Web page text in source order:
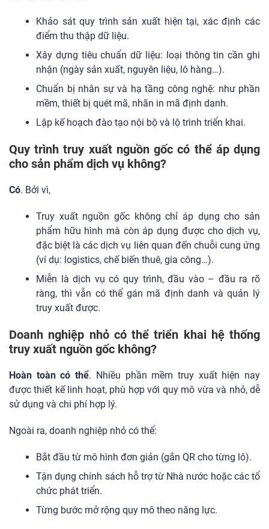
Khảo sát quy trình sản xuất hiện tại, xác định các
điểm thu thập dữ liệu.
Xây dựng tiêu chuẩn dữ liệu: loại thông tin cần ghi
nhận (ngày sản xuất, nguyên liệu, lô hàng…).
Chuẩn bị nhân sự và hạ tầng công nghệ: như phần
mềm, thiết bị quét mã, nhãn in mã định danh.
Lập kế hoạch đào tạo nội bộ và lộ trình triển khai.
Quy trình truy xuất nguồn gốc có thể áp dụng
cho sản phẩm dịch vụ không?
Có. Bởi vì,
Truy xuất nguồn gốc không chỉ áp dụng cho sản
phẩm hữu hình mà còn áp dụng được cho dịch vụ,
đặc biệt là các dịch vụ liên quan đến chuỗi cung ứng
(ví dụ: logistics, chế biến thuê, gia công…).
Miễn là dịch vụ có quy trình, đầu vào – đầu ra rõ
ràng, thì vẫn có thể gán mã định danh và quản lý
truy xuất được.
Doanh nghiệp nhỏ có thể triển khai hệ thống
truy xuất nguồn gốc không?
Hoàn toàn có thể. Nhiều phần mềm truy xuất hiện nay
được thiết kế linh hoạt, phù hợp với quy mô vừa và nhỏ, dễ
sử dụng và chi phí hợp lý.
Ngoài ra, doanh nghiệp nhỏ có thể:
Bắt đầu từ mô hình đơn giản (gắn QR cho từng lô).
Tận dụng chính sách hỗ trợ từ Nhà nước hoặc các tổ
chức phát triển.
Từng bước mở rộng quy mô theo năng lực.